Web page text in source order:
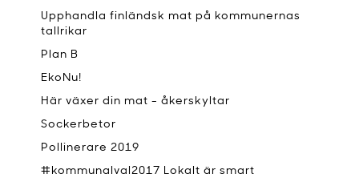
Upphandla finländsk mat på kommunernas
tallrikar
Plan B
EkoNu!
Här växer din mat - åkerskyltar
Sockerbetor
Pollinerare 2019
#kommunalval2017 Lokalt är smart